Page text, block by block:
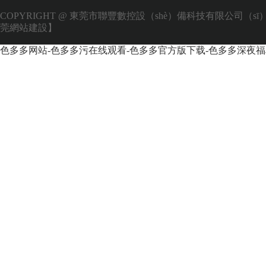
COPYRIGHT @ 東莞市聯豐數控設（shè）備科技有限公司（sī
莞網站建設】
色多多网站-色多多污在线观看-色多多官方版下载-色多多深夜